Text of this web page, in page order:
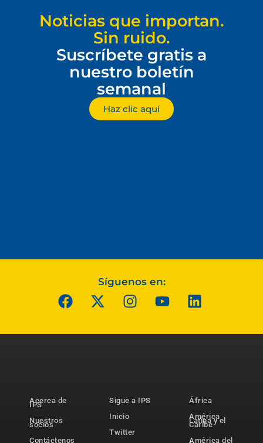
Noticias que importan.
Sin ruido.
Suscríbete gratis a
nuestro boletín
semanal
Haz clic aquí
Síguenos en:
Acerca de
IPS
Nuestros
socios
Contáctenos
Sigue a IPS
Inicio
Twitter
África
América
Latina y el
Caribe
América del